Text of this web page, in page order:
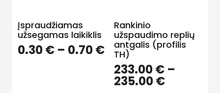
Įspraudžiamas
užsegamas laikiklis
0.30€ – 0.70€Price
range:
0.30 €
through
Rankinio
užspaudimo replių
antgalis (profilis
TH)
233.00€ –
235.00€Price